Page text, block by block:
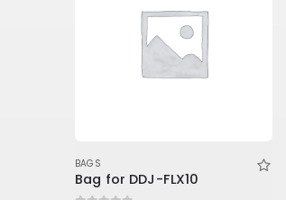
BAGS
Bag for DDJ-FLX10